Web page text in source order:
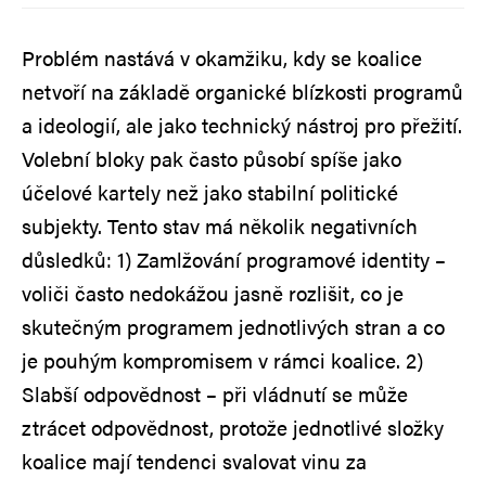
Problém nastává v okamžiku, kdy se koalice
netvoří na základě organické blízkosti programů
a ideologií, ale jako technický nástroj pro přežití.
Volební bloky pak často působí spíše jako
účelové kartely než jako stabilní politické
subjekty. Tento stav má několik negativních
důsledků: 1) Zamlžování programové identity –
voliči často nedokážou jasně rozlišit, co je
skutečným programem jednotlivých stran a co
je pouhým kompromisem v rámci koalice. 2)
Slabší odpovědnost – při vládnutí se může
ztrácet odpovědnost, protože jednotlivé složky
koalice mají tendenci svalovat vinu za